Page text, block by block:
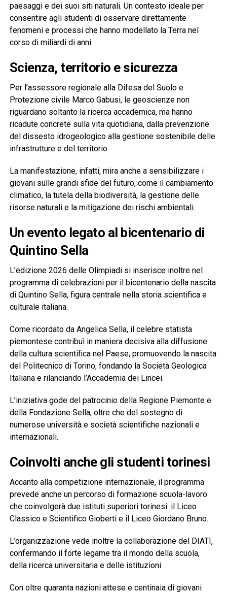
paesaggi e dei suoi siti naturali. Un contesto ideale per
consentire agli studenti di osservare direttamente
fenomeni e processi che hanno modellato la Terra nel
corso di miliardi di anni.
Scienza, territorio e sicurezza
Per l’assessore regionale alla Difesa del Suolo e
Protezione civile Marco Gabusi, le geoscienze non
riguardano soltanto la ricerca accademica, ma hanno
ricadute concrete sulla vita quotidiana, dalla prevenzione
del dissesto idrogeologico alla gestione sostenibile delle
infrastrutture e del territorio.
La manifestazione, infatti, mira anche a sensibilizzare i
giovani sulle grandi sfide del futuro, come il cambiamento
climatico, la tutela della biodiversità, la gestione delle
risorse naturali e la mitigazione dei rischi ambientali.
Un evento legato al bicentenario di
Quintino Sella
L’edizione 2026 delle Olimpiadi si inserisce inoltre nel
programma di celebrazioni per il bicentenario della nascita
di Quintino Sella, figura centrale nella storia scientifica e
culturale italiana.
Come ricordato da Angelica Sella, il celebre statista
piemontese contribuì in maniera decisiva alla diffusione
della cultura scientifica nel Paese, promuovendo la nascita
del Politecnico di Torino, fondando la Società Geologica
Italiana e rilanciando l’Accademia dei Lincei.
L’iniziativa gode del patrocinio della Regione Piemonte e
della Fondazione Sella, oltre che del sostegno di
numerose università e società scientifiche nazionali e
internazionali.
Coinvolti anche gli studenti torinesi
Accanto alla competizione internazionale, il programma
prevede anche un percorso di formazione scuola-lavoro
che coinvolgerà due istituti superiori torinesi: il Liceo
Classico e Scientifico Gioberti e il Liceo Giordano Bruno.
L’organizzazione vede inoltre la collaborazione del DIATI,
confermando il forte legame tra il mondo della scuola,
della ricerca universitaria e delle istituzioni.
Con oltre quaranta nazioni attese e centinaia di giovani